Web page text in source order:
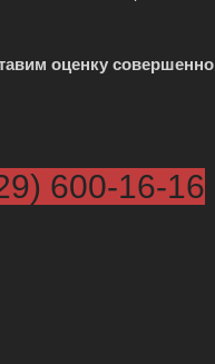
оценку совершенно
600-16-16